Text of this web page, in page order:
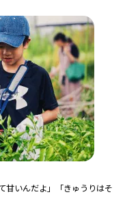
甘いんだよ」「きゅうりはそ